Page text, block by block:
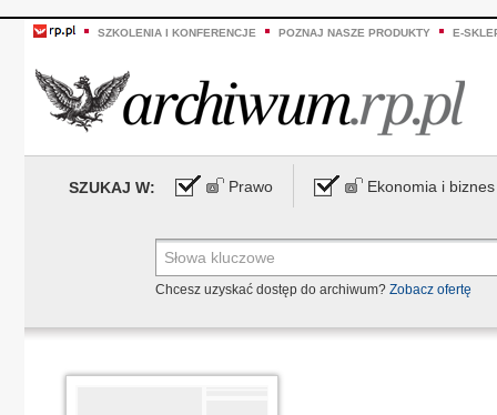
SZKOLENIA I KONFERENCJE POZNAJ NASZE PRODUKTY E-
SZUKAJ W: Prawo Ekonomia i biznes
Chcesz uzyskać dostęp do archiwum? Zobacz ofertę